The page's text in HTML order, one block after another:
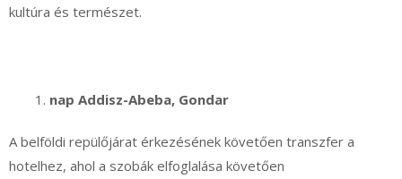
kultúra és természet.
nap Addisz-Abeba, Gondar
A belföldi repülőjárat érkezésének követően transzfer a
hotelhez, ahol a szobák elfoglalása követően